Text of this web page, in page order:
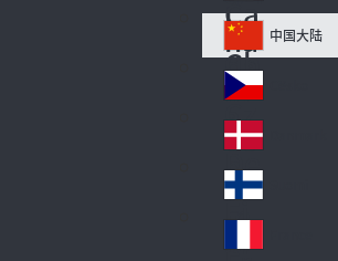
l
Ca
na
da
Ch
in
a
中国大陆
Cz
ec
h
De
n
m
ar
Fi
nl